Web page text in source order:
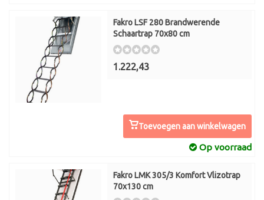
Fakro LSF 280 Brandwerende
Schaartrap 70x80 cm
1.222,43
Toevoegen aan winkelwagen
Op voorraad
Fakro LMK 305/3 Komfort Vlizotrap
70x130 cm